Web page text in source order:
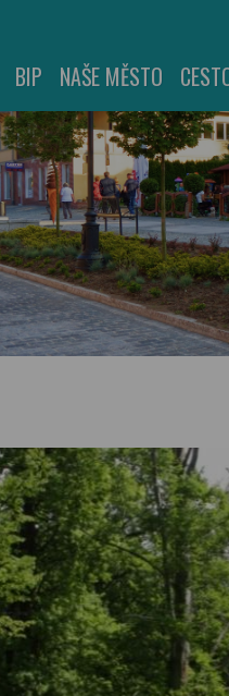
BIP NAŠE MĚSTO